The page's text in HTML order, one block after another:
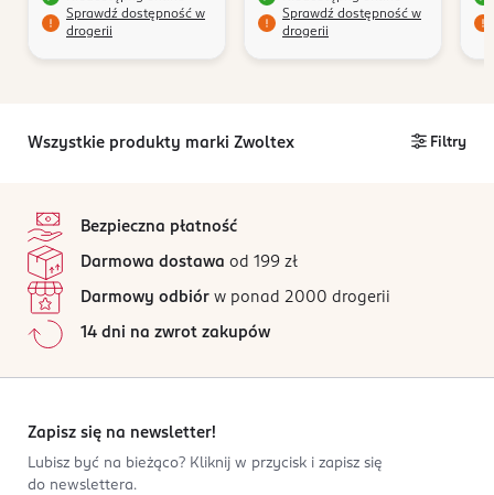
Sprawdź dostępność w
drogerii
Sprawdź dostępność w
drogerii
Wszystkie produkty marki Zwoltex Filtry
Bezpieczna płatność
Darmowa dostawa od 199 zł
Darmowy odbiór w ponad 2000 drogerii
14 dni na zwrot zakupów
Zapisz się na newsletter!
Lubisz być na bieżąco? Kliknij w przycisk i zapisz się
do newslettera.